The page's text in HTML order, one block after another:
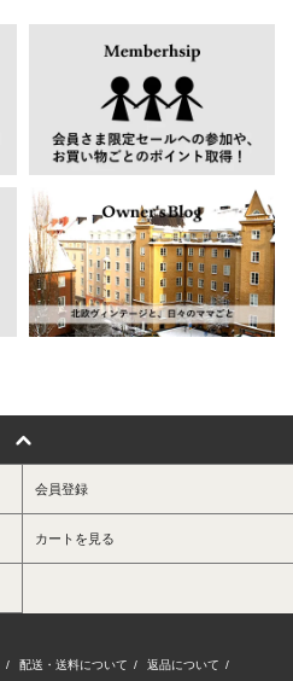
会員登録
カートを見る
/ 配送・送料について / 返品について /